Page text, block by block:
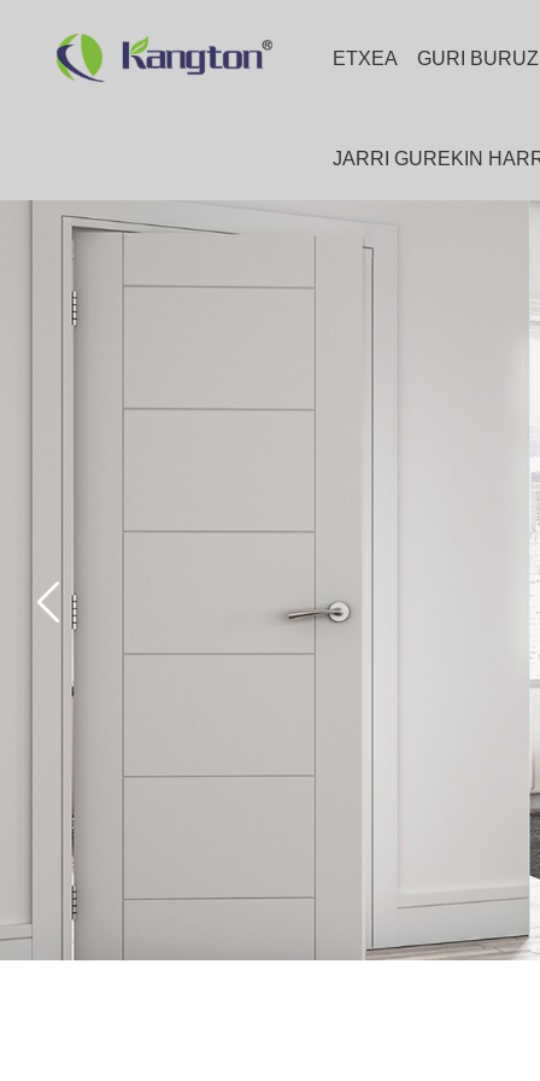
ETXEA GURI BURUZ
JARRI GUREKIN